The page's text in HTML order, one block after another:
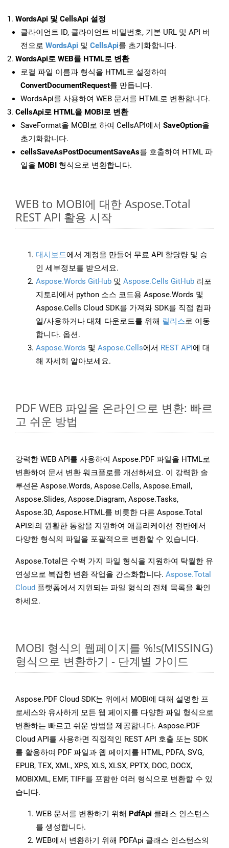
WordsApi 및 CellsApi 설정
클라이언트 ID, 클라이언트 비밀번호, 기본 URL 및 API 버
전으로 WordsApi 및 CellsApi를 초기화합니다.
WordsApi로 WEB를 HTML로 변환
로컬 파일 이름과 형식을 HTML로 설정하여
ConvertDocumentRequest를 만듭니다.
WordsApi를 사용하여 WEB 문서를 HTML로 변환합니다.
CellsApi로 HTML을 MOBI로 변환
SaveFormat을 MOBI로 하여 CellsAPI에서 SaveOption을
초기화합니다.
cellsSaveAsPostDocumentSaveAs를 호출하여 HTML 파
일을 MOBI 형식으로 변환합니다.
WEB to MOBI에 대한 Aspose.Total
REST API 활용 시작
대시보드에서 계정을 만들어 무료 API 할당량 및 승
인 세부정보를 받으세요.
Aspose.Words GitHub 및 Aspose.Cells GitHub 리포
지토리에서 python 소스 코드용 Aspose.Words 및
Aspose.Cells Cloud SDK를 가져와 SDK를 직접 컴파
일/사용하거나 대체 다운로드를 위해 릴리스로 이동
합니다. 옵션.
Aspose.Words 및 Aspose.Cells에서 REST API에 대
해 자세히 알아보세요.
PDF WEB 파일을 온라인으로 변환: 빠르
고 쉬운 방법
강력한 WEB API를 사용하여 Aspose.PDF 파일을 HTML로
변환하여 문서 변환 워크플로를 개선하세요. 이 강력한 솔
루션은 Aspose.Words, Aspose.Cells, Aspose.Email,
Aspose.Slides, Aspose.Diagram, Aspose.Tasks,
Aspose.3D, Aspose.HTML를 비롯한 다른 Aspose.Total
API와의 원활한 통합을 지원하여 애플리케이션 전반에서
다양한 형식의 파일을 포괄적으로 변환할 수 있습니다.
Aspose.Total은 수백 가지 파일 형식을 지원하여 탁월한 유
연성으로 복잡한 변환 작업을 간소화합니다. Aspose.Total
Cloud 플랫폼에서 지원되는 파일 형식의 전체 목록을 확인
하세요.
MOBI 형식의 웹페이지를 %!s(MISSING)
형식으로 변환하기 - 단계별 가이드
Aspose.PDF Cloud SDK는 위에서 MOBI에 대해 설명한 프
로세스와 유사하게 모든 웹 페이지를 다양한 파일 형식으로
변환하는 빠르고 쉬운 방법을 제공합니다. Aspose.PDF
Cloud API를 사용하면 직접적인 REST API 호출 또는 SDK
를 활용하여 PDF 파일과 웹 페이지를 HTML, PDFA, SVG,
EPUB, TEX, XML, XPS, XLS, XLSX, PPTX, DOC, DOCX,
MOBIXML, EMF, TIFF를 포함한 여러 형식으로 변환할 수 있
습니다.
WEB 문서를 변환하기 위해 PdfApi 클래스 인스턴스
를 생성합니다.
WEB에서 변환하기 위해 PDFApi 클래스 인스턴스의